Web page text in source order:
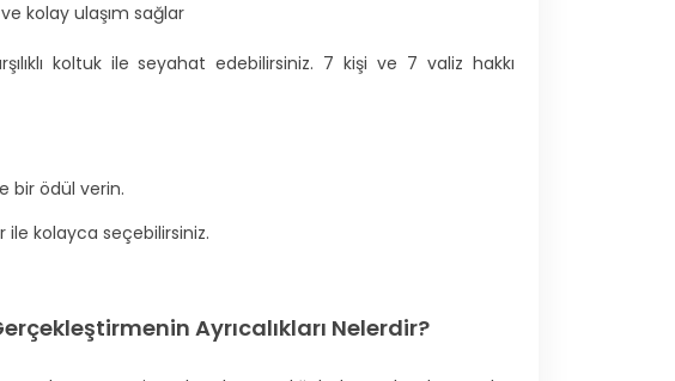
kolay ulaşım sağlar
koltuk ile seyahat edebilirsiniz. 7 kişi ve 7 valiz hakkı
bir ödül verin.
ile kolayca seçebilirsiniz.
Ayrıcalıkları Nelerdir?